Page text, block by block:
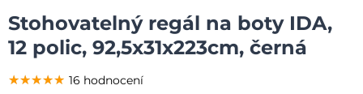
Stohovatelný regál na boty IDA,
12 polic, 92,5x31x223cm, černá
★★★★★
★★★★★
★★★★★ 16 hodnocení